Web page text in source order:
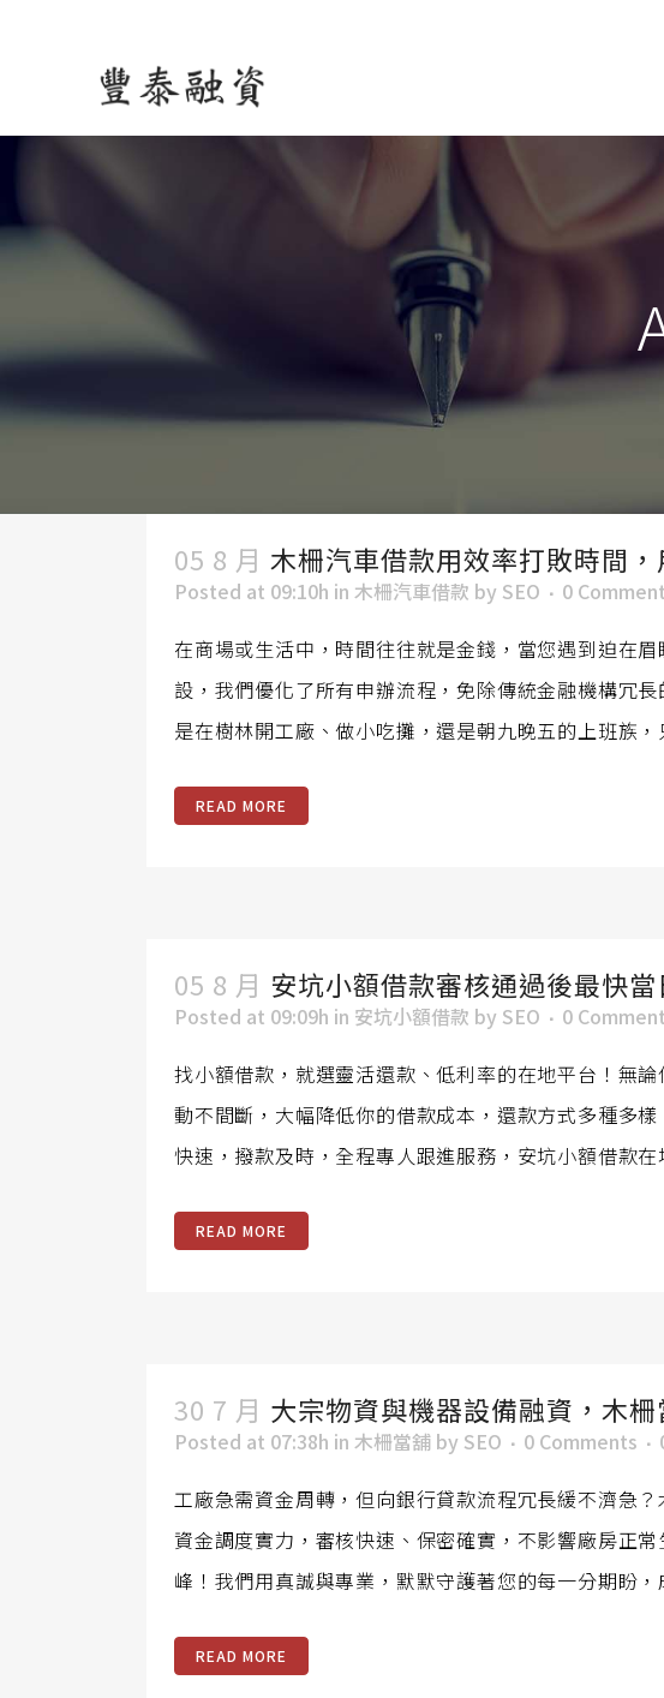
05 8 月 木柵汽車借款用效率打敗時間
Posted at 09:10h in 木柵汽車借款 by SEO 0
在商場或生活中，時間往往就是金錢，當您遇到迫在
設，我們優化了所有申辦流程，免除傳統金融機構冗
是在樹林開工廠、做小吃攤，還是朝九晚五的上班族
READ MORE
05 8 月 安坑小額借款審核通過後最快
Posted at 09:09h in 安坑小額借款 by SEO 0
找小額借款，就選靈活還款、低利率的在地平台！無
動不間斷，大幅降低你的借款成本，還款方式多種多
快速，撥款及時，全程專人跟進服務，安坑小額借款
READ MORE
30 7 月 大宗物資與機器設備融資，木
Posted at 07:38h in 木柵當舖 by SEO 0 Comments
工廠急需資金周轉，但向銀行貸款流程冗長緩不濟急
資金調度實力，審核快速、保密確實，不影響廠房正
峰！我們用真誠與專業，默默守護著您的每一分期盼
READ MORE